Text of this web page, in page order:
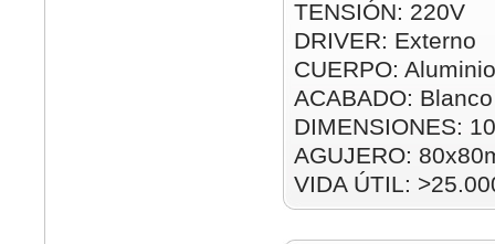
TENSIÓN: 220V
DRIVER: Externo
CUERPO: Aluminio
ACABADO:
DIMENSIONES:
AGUJERO:
VIDA ÚTIL: